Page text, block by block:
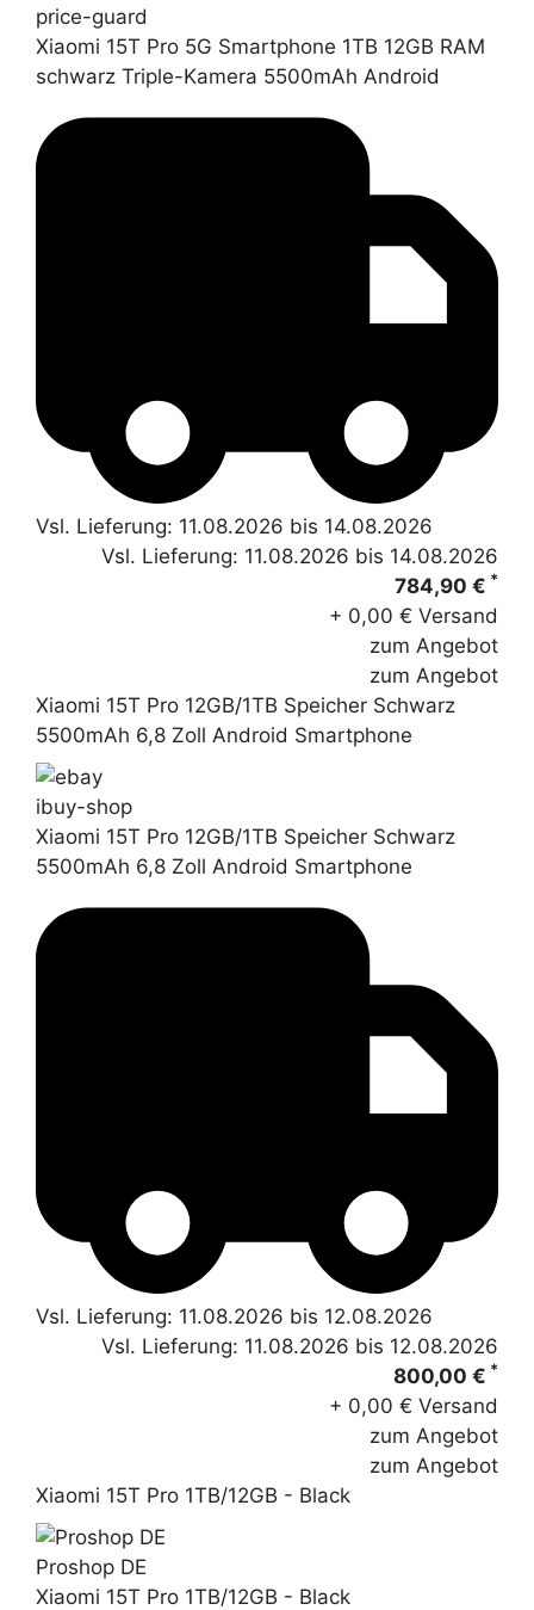
price-guard
Xiaomi 15T Pro 5G Smartphone 1TB 12GB RAM
schwarz Triple-Kamera 5500mAh Android
Vsl. Lieferung: 11.08.2026 bis 14.08.2026
Vsl. Lieferung: 11.08.2026 bis 14.08.2026
784,90 € *
+ 0,00 € Versand
zum Angebot
zum Angebot
Xiaomi 15T Pro 12GB/1TB Speicher Schwarz
5500mAh 6,8 Zoll Android Smartphone
ibuy-shop
Xiaomi 15T Pro 12GB/1TB Speicher Schwarz
5500mAh 6,8 Zoll Android Smartphone
Vsl. Lieferung: 11.08.2026 bis 12.08.2026
Vsl. Lieferung: 11.08.2026 bis 12.08.2026
800,00 € *
+ 0,00 € Versand
zum Angebot
zum Angebot
Xiaomi 15T Pro 1TB/12GB - Black
Proshop DE
Xiaomi 15T Pro 1TB/12GB - Black